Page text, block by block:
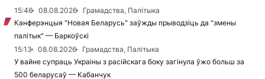
15:46
08.08.2026
Грамадства, Палітыка
Канферэнцыя "Новая Беларусь" заўжды прыводзіць да "змены
палітык" — Баркоўскі
15:13
08.08.2026
Грамадства, Палітыка
У вайне супраць Украіны з расійскага боку загінула ўжо больш за
500 беларусаў — Кабанчук